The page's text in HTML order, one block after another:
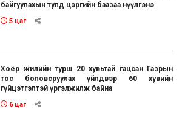
байгуулахын тулд цэргийн баазаа нүүлгэнэ
5 цаг
Хоёр жилийн турш 20 хувьтай гацсан Газрын
тос боловсруулах үйлдвэр 60 хувийн
гүйцэтгэлтэй үргэлжилж байна
6 цаг